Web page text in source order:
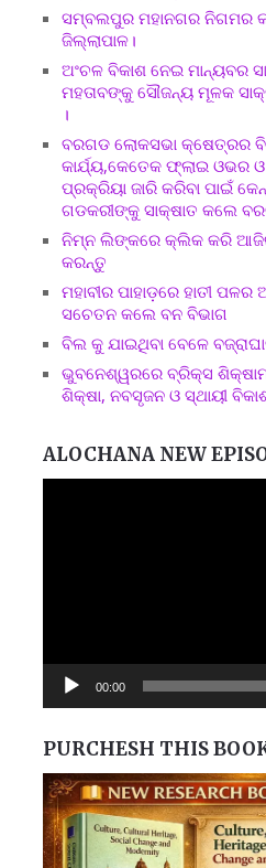
ସମ୍ବଲପୁର ମହାନଗର ନିଗମର
ଜିଲ୍ଲାପାଳ।
ଅଂଚଳ ବିକାଶ ନେଇ ମାନ୍ୟବର
ମହତାବଙ୍କୁ ସୌଜନ୍ୟ ମୂଳକ
।
ବରଗଡ ଲୋକସଭା କ୍ଷେତ୍ରର
କାର୍ଯ୍ୟ,କେତେକ ଫ୍ଲାଇ ଓଭର
ପ୍ରକ୍ରିୟା ଜାରି କରିବା ପାଇଁ
ଗଡକରୀଙ୍କୁ ସାକ୍ଷାତ କଲେ
ନିମ୍ନ ଲିଙ୍କରେ କ୍ଲିକ କରି
କରନ୍ତୁ
ମହାବୀର ପାହାଡ଼ରେ ହାତୀ
ସଚେତନ କଲେ ବନ ବିଭାଗ
ବିଲ କୁ ଯାଇଥିବା ବେଳେ
ଭୁବନେଶ୍ୱରରେ ବ୍ରିକ୍ସ
ଶିକ୍ଷା, ନବସୃଜନ ଓ ସ୍ଥାୟୀ
ALOCHANA NEW
00:00
PURCHESH THIS